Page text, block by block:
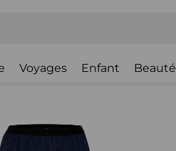
Voyages Enfant Beauté